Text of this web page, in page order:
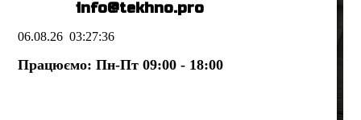
info@tekhno.pro
06.08.26 03:27:36
Працюємо: Пн-Пт 09:00 - 18:00